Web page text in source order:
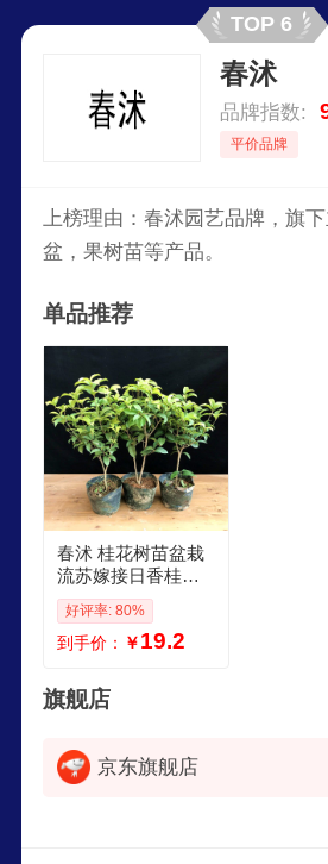
TOP 6
春沭
品牌指数:
平价品牌
上榜理由：春沭园艺品牌，旗
盆，果树苗等产品。
单品推荐
春沭 桂花树苗盆栽
流苏嫁接日香桂月
月桂天香台阁佛顶
珠盆景四季桂开花
四季桂3年苗当年开
好评率: 80%
到手价： ￥19.2
旗舰店
京东旗舰店